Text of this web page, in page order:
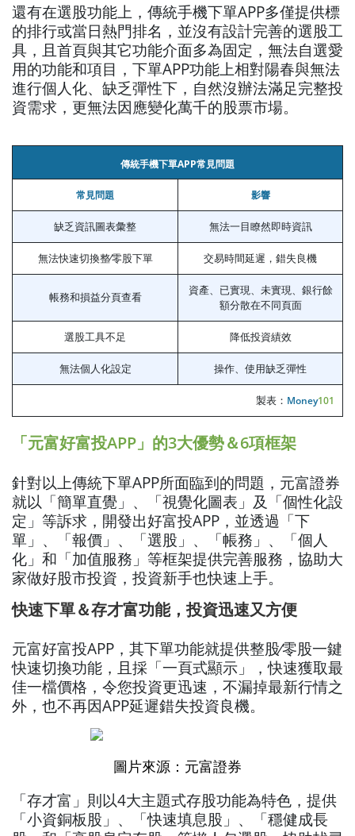
還有在選股功能上，傳統手機下單APP多僅提供標
的排行或當日熱門排名，並沒有設計完善的選股工
具，且首頁與其它功能介面多為固定，無法自選愛
用的功能和項目，下單APP功能上相對陽春與無法
進行個人化、缺乏彈性下，自然沒辦法滿足完整投
資需求，更無法因應變化萬千的股票市場。
傳統手機下單APP常見問題
常見問題 影響
缺乏資訊圖表彙整 無法一目瞭然即時資訊
無法快速切換整∕零股下單 交易時間延遲，錯失良機
帳務和損益分頁查看
資產、已實現、未實現、銀行餘
額分散在不同頁面
選股工具不足 降低投資績效
無法個人化設定 操作、使用缺乏彈性
製表： Money101
「元富好富投APP」的3大優勢＆6項框架
針對以上傳統下單APP所面臨到的問題，元富證券
就以「簡單直覺」、「視覺化圖表」及「個性化設
定」等訴求，開發出好富投APP，並透過「下
單」、「報價」、「選股」、「帳務」、「個人
化」和「加值服務」等框架提供完善服務，協助大
家做好股市投資，投資新手也快速上手。
快速下單＆存才富功能，投資迅速又方便
元富好富投APP，其下單功能就提供整股∕零股一鍵
快速切換功能，且採「一頁式顯示」，快速獲取最
佳一檔價格，令您投資更迅速，不漏掉最新行情之
外，也不再因APP延遲錯失投資良機。
圖片來源：元富證券
「存才富」則以4大主題式存股功能為特色，提供
「小資銅板股」、「快速填息股」、「穩健成長